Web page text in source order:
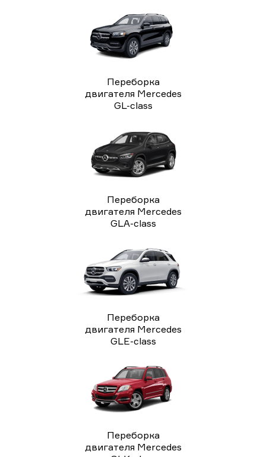
Переборка
двигателя Mercedes
GL-class
Переборка
двигателя Mercedes
GLA-class
Переборка
двигателя Mercedes
GLE-class
Переборка
двигателя Mercedes